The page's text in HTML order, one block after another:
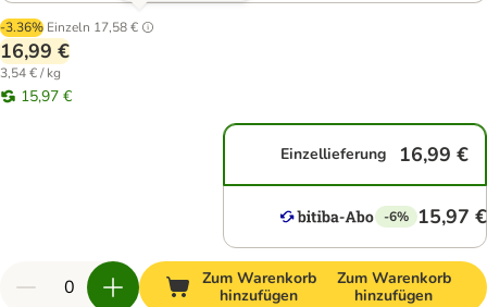
-3.36% Einzeln 17,58 €
16,99 €
3,54 € / kg
15,97 €
Einzellieferung 16,99 €
-6% 15,97 €
Zum Warenkorb
hinzufügen
Zum Warenkorb
hinzufügen